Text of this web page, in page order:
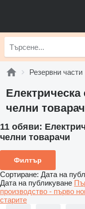
Резервни части
Електрическа
челни
11 обяви:
челни товарачи
Филтър
Сортиране: Дата на
Дата на публикуване
производство - първо
старите